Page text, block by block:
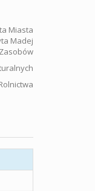
Miasta
Madej